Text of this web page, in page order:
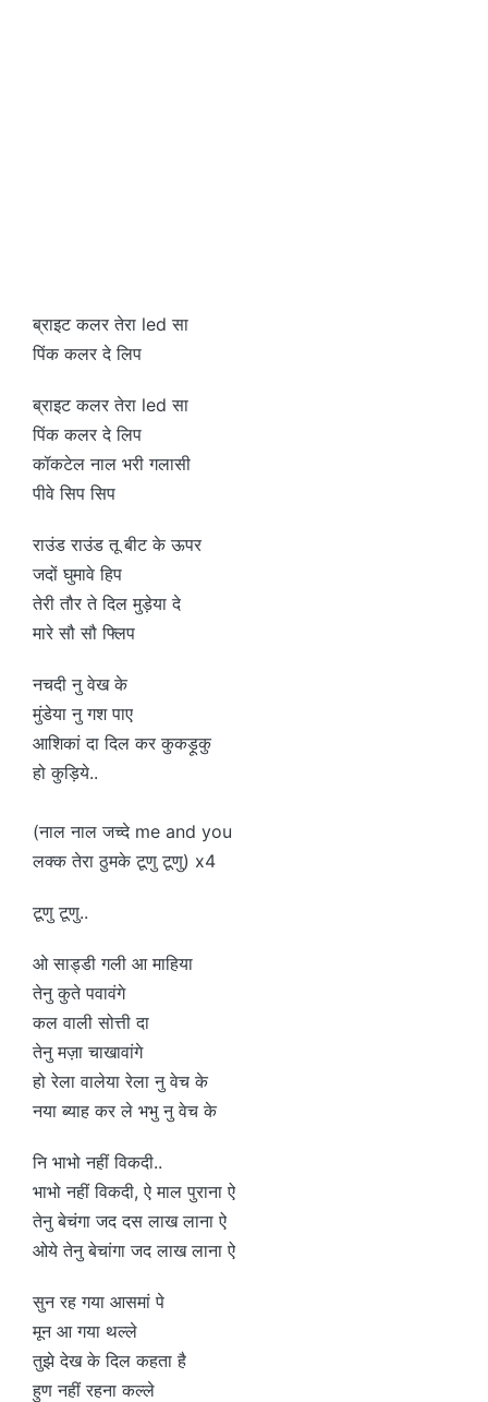
ब्राइट कलर तेरा led सा
पिंक कलर दे लिप
ब्राइट कलर तेरा led सा
पिंक कलर दे लिप
कॉकटेल नाल भरी गलासी
पीवे सिप सिप
राउंड राउंड तू बीट के ऊपर
जदों घुमावे हिप
तेरी तौर ते दिल मुड़ेया दे
मारे सौ सौ फ्लिप
नचदी नु वेख के
मुंडेया नु गश पाए
आशिकां दा दिल कर कुकड़ूकु
हो कुड़िये..
(नाल नाल जच्दे me and you
लक्क तेरा ठुमके टूणु टूणु) x4
टूणु टूणु..
ओ साड्डी गली आ माहिया
तेनु कुते पवावंगे
कल वाली सोत्ती दा
तेनु मज़ा चाखावांगे
हो रेला वालेया रेला नु वेच के
नया ब्याह कर ले भभु नु वेच के
नि भाभो नहीं विकदी..
भाभो नहीं विकदी, ऐ माल पुराना ऐ
तेनु बेचंगा जद दस लाख लाना ऐ
ओये तेनु बेचांगा जद लाख लाना ऐ
सुन रह गया आसमां पे
मून आ गया थल्ले
तुझे देख के दिल कहता है
हुण नहीं रहना कल्ले